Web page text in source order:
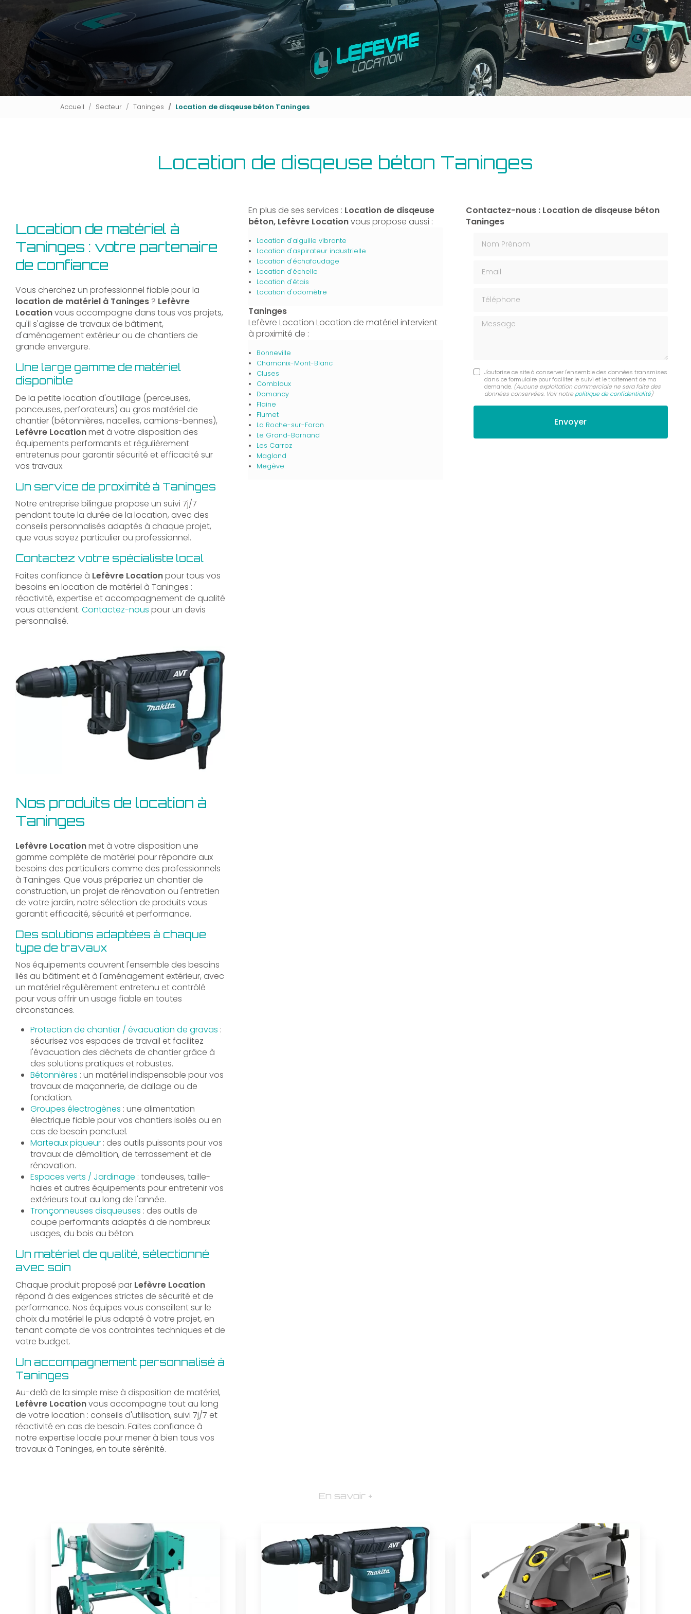
Outillage bâtiment
Energie
Accueil Secteur Taninges Location de disqeuse béton Taninges
Location de disqeuse béton Taninges
Location de matériel à
Taninges : votre partenaire
de confiance
Vous cherchez un professionnel fiable pour la
location de matériel à Taninges ? Lefèvre
Locationvous accompagne dans tous vos projets,
qu'il s'agisse de travaux de bâtiment,
d'aménagement extérieur ou de chantiers de
grande envergure.
Une large gamme de matériel
disponible
De la petite location d'outillage (perceuses,
ponceuses, perforateurs) au gros matériel de
chantier (bétonnières, nacelles, camions-bennes),
Lefèvre Locationmet à votre disposition des
équipements performants et régulièrement
entretenus pour garantir sécurité et efficacité sur
vos travaux.
Un service de proximité à Taninges
Notre entreprise bilingue propose un suivi 7j/7
pendant toute la durée de la location, avec des
conseils personnalisés adaptés à chaque projet,
que vous soyez particulier ou professionnel.
Contactez votre spécialiste local
Faites confiance à Lefèvre Locationpour tous vos
besoins en location de matériel à Taninges :
réactivité, expertise et accompagnement de qualité
vous attendent. Contactez-nous pour un devis
personnalisé.
Nos produits de location à
Taninges
Lefèvre Locationmet à votre disposition une
gamme complète de matériel pour répondre aux
besoins des particuliers comme des professionnels
à Taninges. Que vous prépariez un chantier de
construction, un projet de rénovation ou l'entretien
de votre jardin, notre sélection de produits vous
garantit efficacité, sécurité et performance.
Des solutions adaptées à chaque
type de travaux
Nos équipements couvrent l'ensemble des besoins
liés au bâtiment et à l'aménagement extérieur, avec
un matériel régulièrement entretenu et contrôlé
pour vous offrir un usage fiable en toutes
circonstances.
Protection de chantier / évacuation de gravas :
sécurisez vos espaces de travail et facilitez
l'évacuation des déchets de chantier grâce à
des solutions pratiques et robustes.
Bétonnières : un matériel indispensable pour vos
travaux de maçonnerie, de dallage ou de
fondation.
Groupes électrogènes : une alimentation
électrique fiable pour vos chantiers isolés ou en
cas de besoin ponctuel.
Marteaux piqueur: des outils puissants pour vos
travaux de démolition, de terrassement et de
rénovation.
Espaces verts / Jardinage : tondeuses, taille-
haies et autres équipements pour entretenir vos
extérieurs tout au long de l'année.
Tronçonneuses disqueuses : des outils de
coupe performants adaptés à de nombreux
usages, du bois au béton.
Un matériel de qualité, sélectionné
avec soin
Chaque produit proposé par Lefèvre Location
répond à des exigences strictes de sécurité et de
performance. Nos équipes vous conseillent sur le
choix du matériel le plus adapté à votre projet, en
tenant compte de vos contraintes techniques et de
votre budget.
Un accompagnement personnalisé à
Taninges
Au-delà de la simple mise à disposition de matériel,
Lefèvre Locationvous accompagne tout au long
de votre location : conseils d'utilisation, suivi 7j/7 et
réactivité en cas de besoin. Faites confiance à
notre expertise locale pour mener à bien tous vos
travaux à Taninges, en toute sérénité.
En plus de ses services : Location de disqeuse
béton, Lefèvre Locationvous propose aussi :
Location d'aiguille vibrante
Location d'aspirateur industrielle
Location d'échafaudage
Location d'échelle
Location d'étais
Location d'odomètre
Taninges
Lefèvre Location Location de matériel intervient
à proximité de :
Bonneville
Chamonix-Mont-Blanc
Cluses
Combloux
Domancy
Flaine
Flumet
La Roche-sur-Foron
Le Grand-Bornand
Les Carroz
Magland
Megève
Contactez-nous : Location de disqeuse béton
Taninges
Message
J'autorise ce site à conserver l'ensemble des données transmises
dans ce formulaire pour faciliter le suivi et le traitement de ma
demande. (Aucune exploitation commerciale ne sera faite des
données conservées. Voir notre politique de confidentialité)
En savoir +